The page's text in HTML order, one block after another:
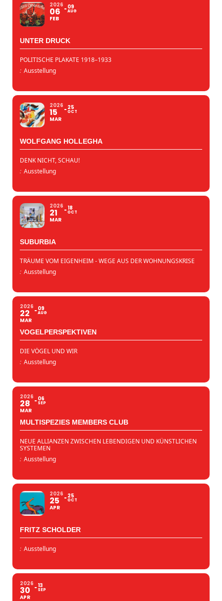
2026
06
FEB
09
AUG
UNTER DRUCK
POLITISCHE PLAKATE 1918–1933
: Ausstellung
2026
15
MAR
25
OCT
WOLFGANG HOLLEGHA
DENK NICHT, SCHAU!
: Ausstellung
2026
21
MAR
18
OCT
SUBURBIA
TRÄUME VOM EIGENHEIM - WEGE AUS DER WOHNUNGSKRISE
: Ausstellung
2026
22
MAR
09
AUG
VOGELPERSPEKTIVEN
DIE VÖGEL UND WIR
: Ausstellung
2026
28
MAR
06
SEP
MULTISPEZIES MEMBERS CLUB
NEUE ALLIANZEN ZWISCHEN LEBENDIGEN UND KÜNSTLICHEN
SYSTEMEN
: Ausstellung
2026
25
APR
25
OCT
FRITZ SCHOLDER
: Ausstellung
2026
30
APR
13
SEP